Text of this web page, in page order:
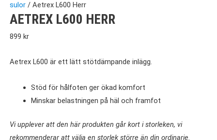
sulor / Aetrex L600 Herr
AETREX L600 HERR
899 kr
Aetrex L600 är ett lätt stötdämpande inlägg.
Stöd för hålfoten ger ökad komfort
Minskar belastningen på häl och framfot
Vi upplever att den här produkten går kort i storleken, vi
rekommenderar att välja en storlek större än din ordinarie.